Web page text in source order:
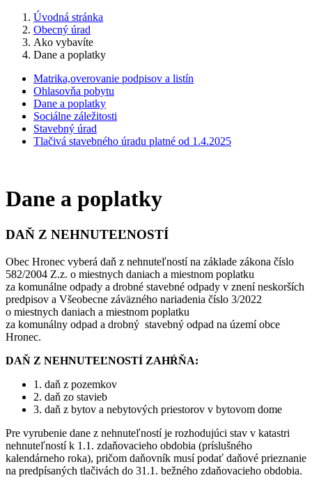
Úvodná stránka
Obecný úrad
Ako vybavíte
Dane a poplatky
Matrika,overovanie podpisov a listín
Ohlasovňa pobytu
Dane a poplatky
Sociálne záležitosti
Stavebný úrad
Tlačivá stavebného úradu platné od 1.4.2025
Dane a poplatky
DAŇ Z NEHNUTEĽNOSTÍ
Obec Hronec vyberá daň z nehnuteľností na základe zákona číslo
582/2004 Z.z. o miestnych daniach a miestnom poplatku
za komunálne odpady a drobné stavebné odpady v znení neskorších
predpisov a Všeobecne záväzného nariadenia číslo 3/2022
o miestnych daniach a miestnom poplatku
za komunálny odpad a drobný stavebný odpad na území obce
Hronec.
DAŇ Z NEHNUTEĽNOSTÍ ZAHŔŇA:
1. daň z pozemkov
2. daň zo stavieb
3. daň z bytov a nebytových priestorov v bytovom dome
Pre vyrubenie dane z nehnuteľností je rozhodujúci stav v katastri
nehnuteľností k 1.1. zdaňovacieho obdobia (príslušného
kalendárneho roka), pričom daňovník musí podať daňové prieznanie
na predpísaných tlačivách do 31.1. bežného zdaňovacieho obdobia.